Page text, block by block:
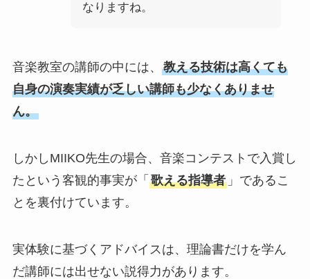
なりますね。
音楽教室の講師の中には、 教える技術は高くても
自身の演奏実績が乏しい講師も少なくありませ
ん。
しかしMIIKO先生の場合、音楽コンテストで入賞し
たという客観的事実が「 歌える指導者」であるこ
とを裏付けています。
実体験に基づくアドバイスは、理論書だけを学ん
だ講師には出せない説得力があります。